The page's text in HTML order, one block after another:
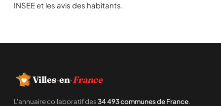
INSEE et les avis des habitants.
Villes·en·France
L'annuaire collaboratif des34 493 communes de France.